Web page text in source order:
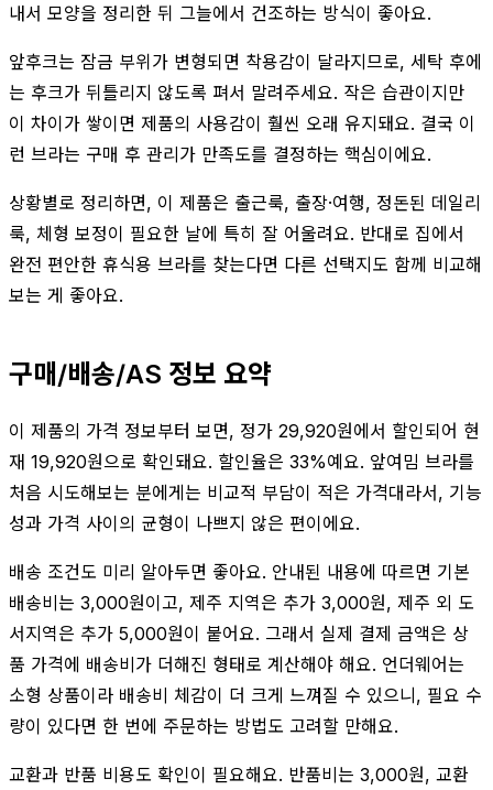
내서 모양을 정리한 뒤 그늘에서 건조하는 방식이 좋아요.
앞후크는 잠금 부위가 변형되면 착용감이 달라지므로, 세탁 후에
는 후크가 뒤틀리지 않도록 펴서 말려주세요. 작은 습관이지만
이 차이가 쌓이면 제품의 사용감이 훨씬 오래 유지돼요. 결국 이
런 브라는 구매 후 관리가 만족도를 결정하는 핵심이에요.
상황별로 정리하면, 이 제품은 출근룩, 출장·여행, 정돈된 데일리
룩, 체형 보정이 필요한 날에 특히 잘 어울려요. 반대로 집에서
완전 편안한 휴식용 브라를 찾는다면 다른 선택지도 함께 비교해
보는 게 좋아요.
구매/배송/AS 정보 요약
이 제품의 가격 정보부터 보면, 정가 29,920원에서 할인되어 현
재 19,920원으로 확인돼요. 할인율은 33%예요. 앞여밈 브라를
처음 시도해보는 분에게는 비교적 부담이 적은 가격대라서, 기능
성과 가격 사이의 균형이 나쁘지 않은 편이에요.
배송 조건도 미리 알아두면 좋아요. 안내된 내용에 따르면 기본
배송비는 3,000원이고, 제주 지역은 추가 3,000원, 제주 외 도
서지역은 추가 5,000원이 붙어요. 그래서 실제 결제 금액은 상
품 가격에 배송비가 더해진 형태로 계산해야 해요. 언더웨어는
소형 상품이라 배송비 체감이 더 크게 느껴질 수 있으니, 필요 수
량이 있다면 한 번에 주문하는 방법도 고려할 만해요.
교환과 반품 비용도 확인이 필요해요. 반품비는 3,000원, 교환